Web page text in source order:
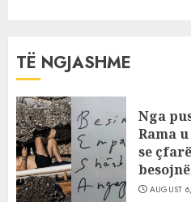
TË NGJASHME
Nga
Rama
se
AUGUST